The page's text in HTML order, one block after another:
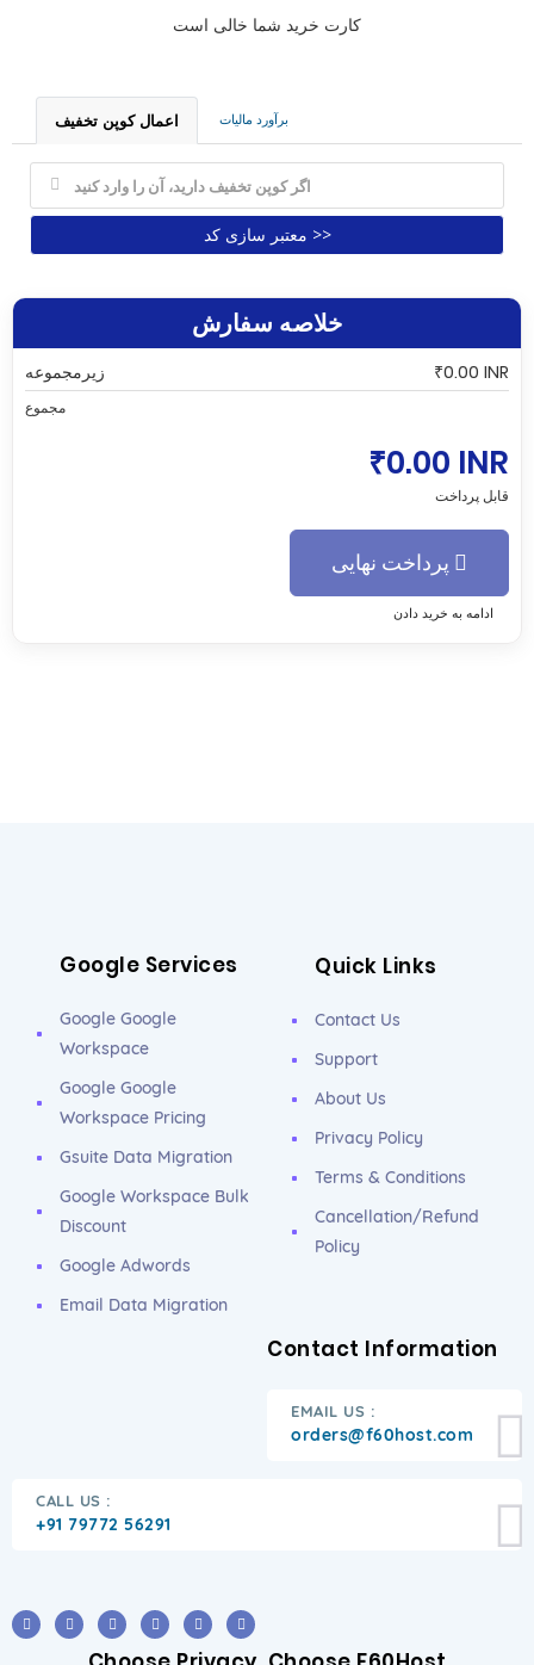
کارت خرید شما خالی است
اعمال کوپن تخفیف برآورد مالیات
معتبر سازی کد >>
خلاصه سفارش
زیرمجموعه ₹0.00 INR
مجموع
₹0.00 INR
قابل پرداخت
ادامه به خرید دادن
Google Services
Google Google
Workspace
Google Google
Workspace Pricing
Gsuite Data Migration
Google Workspace Bulk
Discount
Google Adwords
Email Data Migration
Quick Links
Contact Us
Support
About Us
Privacy Policy
Terms & Conditions
Cancellation/Refund
Policy
Contact Information
EMAIL US :
orders@f60host.com
CALL US :
+91 79772 56291